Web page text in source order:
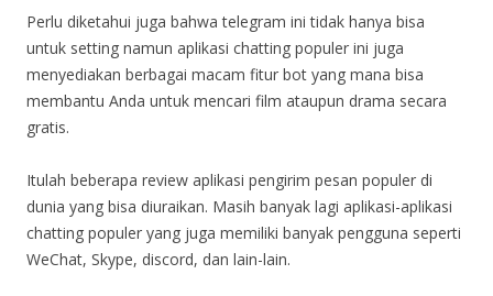
Perlu diketahui juga bahwa telegram ini tidak hanya bisa
untuk setting namun aplikasi chatting populer ini juga
menyediakan berbagai macam fitur bot yang mana bisa
membantu Anda untuk mencari film ataupun drama secara
gratis.
Itulah beberapa review aplikasi pengirim pesan populer di
dunia yang bisa diuraikan. Masih banyak lagi aplikasi-aplikasi
chatting populer yang juga memiliki banyak pengguna seperti
WeChat, Skype, discord, dan lain-lain.